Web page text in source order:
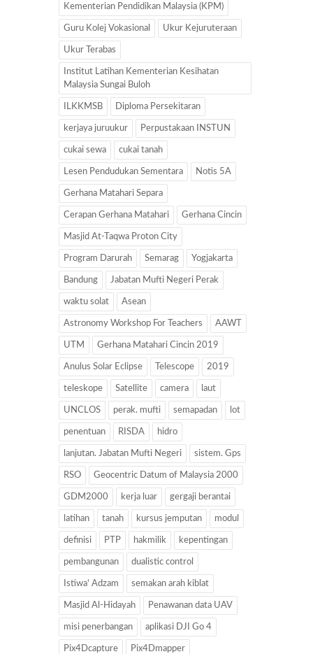
Kementerian Pendidikan Malaysia (KPM)
Guru Kolej Vokasional Ukur Kejuruteraan
Ukur Terabas
Institut Latihan Kementerian Kesihatan
Malaysia Sungai Buloh
ILKKMSB Diploma Persekitaran
kerjaya juruukur Perpustakaan INSTUN
cukai sewa cukai tanah
Lesen Pendudukan Sementara Notis 5A
Gerhana Matahari Separa
Cerapan Gerhana Matahari Gerhana Cincin
Masjid At-Taqwa Proton City
Program Darurah Semarag Yogjakarta
Bandung Jabatan Mufti Negeri Perak
waktu solat Asean
Astronomy Workshop For Teachers AAWT
UTM Gerhana Matahari Cincin 2019
Anulus Solar Eclipse Telescope 2019
teleskope Satellite camera laut
UNCLOS perak. mufti semapadan lot
penentuan RISDA hidro
lanjutan. Jabatan Mufti Negeri sistem. Gps
RSO Geocentric Datum of Malaysia 2000
GDM2000 kerja luar gergaji berantai
latihan tanah kursus jemputan modul
definisi PTP hakmilik kepentingan
pembangunan dualistic control
Istiwa' Adzam semakan arah kiblat
Masjid Al-Hidayah Penawanan data UAV
misi penerbangan aplikasi DJI Go 4
Pix4Dcapture Pix4Dmapper